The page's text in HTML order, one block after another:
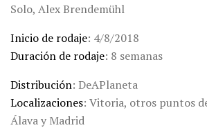
Solo, Alex Brendemühl
Inicio de rodaje: 4/8/2018
Duración de rodaje: 8 semanas
Distribución: DeAPlaneta
Localizaciones: Vitoria, otros puntos
Álava y Madrid